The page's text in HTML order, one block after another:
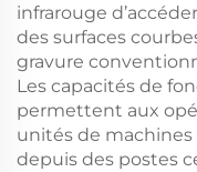
infrarouge
des surfaces
gravure
Les capacités de
permettent aux
unités de machines
depuis des postes